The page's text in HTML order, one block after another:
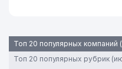
Топ 20 популярных компаний
Топ 20 популярных рубрик